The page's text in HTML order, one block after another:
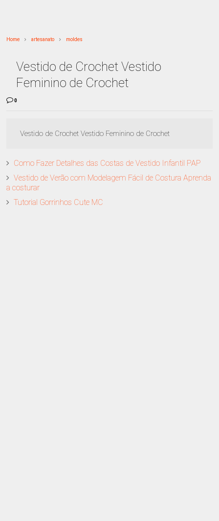
Home artesanato moldes
Vestido de Crochet Vestido
Feminino de Crochet
0
Vestido de Crochet Vestido Feminino de Crochet
Como Fazer Detalhes das Costas de Vestido Infantil PAP
Vestido de Verão com Modelagem Fácil de Costura Aprenda
a costurar
Tutorial Gorrinhos Cute MC